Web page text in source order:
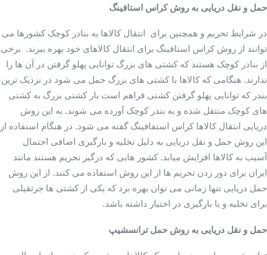
حمل و نقل دریایی به روش کراس استافینگ
در شرایط تحریم و همچنین برای انتقال کالاها به بنادر کوچک کشورها می
توانند از روش کراس استافینگ برای انتقال کالاهای خود بهره ببرند. برخی
از بنادر کوچک هستند که کشتی های بزرگ توانایی پهلو گرفتن در آن ها را
ندارند. هنگامی که کالاها با کشتی های بزرگ حمل می شود در نزدیک ترین
بندر که توانایی پهلو گرفتن کشتی فراهم است بار کشتی بزرگ به کشتی
های کوچک منتقل شده و به بندر کوچک آورده می شوند. به این روش
دریایی انتقال کالاها کراس استفافینگ گفته می شود. در هنگام استفاده از
این روش حمل و نقل دریایی به دلیل تخلیه و بارگیری اضافی احتمال
آسیب به کالاها افزایش میابد. کشور هایی که درگیر تحریم هستند مانند
ایران برای دور زدن تحریم ها از این روش استفاده می کنند. از این روش
حمل دریایی تنها زمانی می توان بهره برد که یکی از کشتی ها جرثقیلی
برای تخلیه و یا بارگیری در اختیار داشته باشد.
حمل و نقل دریایی به روش حمل ترانسشیپ